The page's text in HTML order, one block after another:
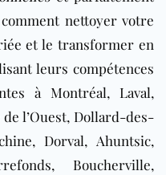
nettoyer votre
et le transformer en
leurs compétences
à Montréal, Laval,
l’Ouest, Dollard-des-
Dorval, Ahuntsic,
Boucherville,